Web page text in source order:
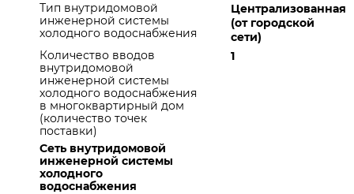
Тип внутридомовой
инженерной системы
холодного водоснабжения
Централизованная
(от городской
сети)
Количество вводов
внутридомовой
инженерной системы
холодного водоснабжения
в многоквартирный дом
(количество точек
поставки)
1
Сеть внутридомовой
инженерной системы
холодного
водоснабжения